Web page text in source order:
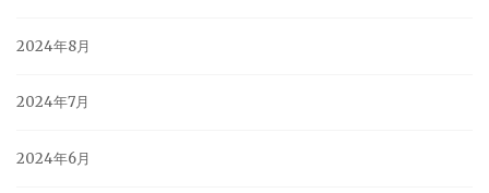
2024年8月
2024年7月
2024年6月